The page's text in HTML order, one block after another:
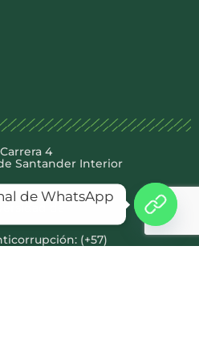
4
Santander Interior
de
(+57)
de WhatsApp